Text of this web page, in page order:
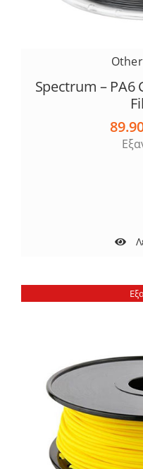
Spectrum – PA6